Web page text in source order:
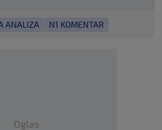
ANALIZA N1 KOMENTAR
Oglas